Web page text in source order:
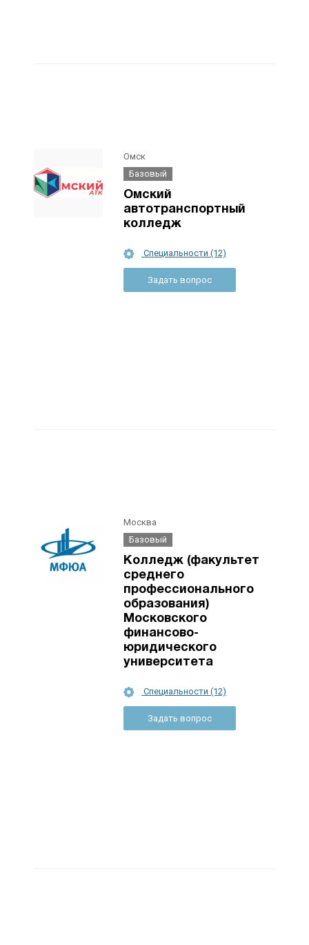
Омск
Базовый
Омский
автотранспортный
колледж
Специальности (12)
Задать вопрос
Москва
Базовый
Колледж (факультет
среднего
профессионального
образования)
Московского
финансово-
юридического
университета
Специальности (12)
Задать вопрос